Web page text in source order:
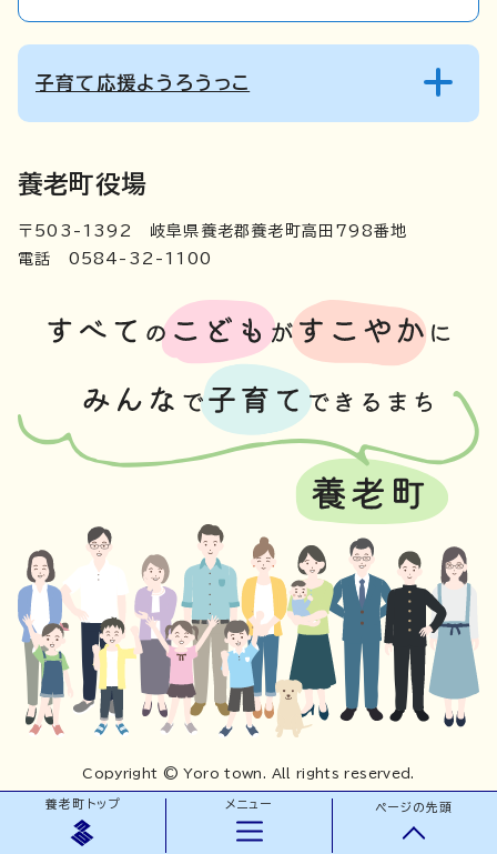
子育て応援ようろうっこ
メニュー
養老町トップ ページの先頭
養老町役場
〒503-1392 岐阜県養老郡養老町高田798番地
電話 0584-32-1100
Copyright © Yoro town. All rights reserved.